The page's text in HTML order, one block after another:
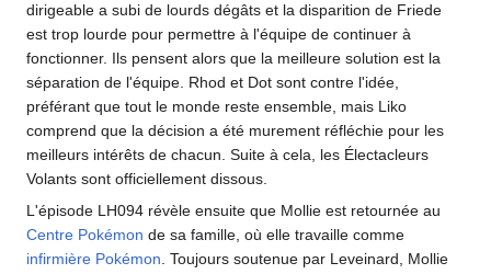
dirigeable a subi de lourds dégâts et la disparition de Friede
est trop lourde pour permettre à l'équipe de continuer à
fonctionner. Ils pensent alors que la meilleure solution est la
séparation de l'équipe. Rhod et Dot sont contre l'idée,
préférant que tout le monde reste ensemble, mais Liko
comprend que la décision a été murement réfléchie pour les
meilleurs intérêts de chacun. Suite à cela, les Électacleurs
Volants sont officiellement dissous.
L'épisode LH094 révèle ensuite que Mollie est retournée au
Centre Pokémon de sa famille, où elle travaille comme
infirmière Pokémon. Toujours soutenue par Leveinard, Mollie